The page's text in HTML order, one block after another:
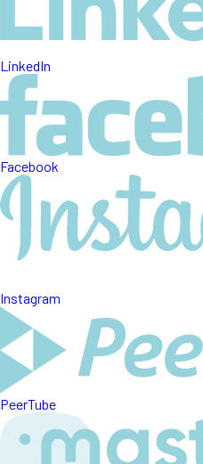
LinkedIn
Facebook
Instagram
PeerTube